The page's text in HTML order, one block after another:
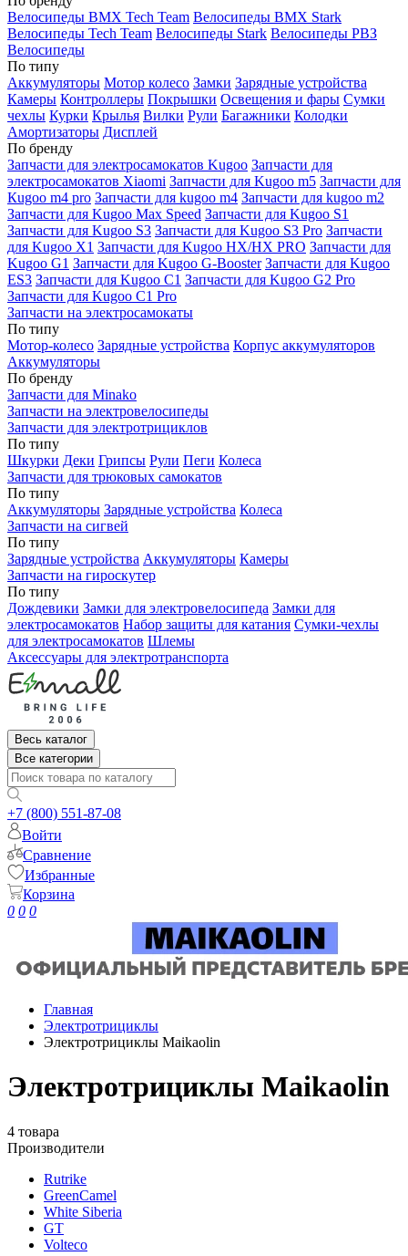
Велосипеды BMX Tech Team Велосипеды BMX Stark
Велосипеды Tech Team Велосипеды Stark Велосипеды РВЗ
Велосипеды
По типу
Аккумуляторы Мотор колесо Замки Зарядные устройства
Камеры Контроллеры Покрышки Освещения и фары Сумки
чехлы Курки Крылья Вилки Рули Багажники Колодки
Амортизаторы Дисплей
По бренду
Запчасти для электросамокатов Kugoo Запчасти для
электросамокатов Xiaomi Запчасти для Kugoo m5 Запчасти для
Кugoo m4 pro Запчасти для kugoo m4 Запчасти для kugoo m2
Запчасти для Kugoo Max Speed Запчасти для Kugoo S1
Запчасти для Kugoo S3 Запчасти для Kugoo S3 Pro Запчасти
для Kugoo X1 Запчасти для Kugoo HX/HX PRO Запчасти для
Kugoo G1 Запчасти для Kugoo G-Booster Запчасти для Kugoo
ES3 Запчасти для Kugoo C1 Запчасти для Kugoo G2 Pro
Запчасти для Kugoo C1 Pro
Запчасти на электросамокаты
По типу
Мотор-колесо Зарядные устройства Корпус аккумуляторов
Аккумуляторы
По бренду
Запчасти для Minako
Запчасти на электровелосипеды
Запчасти для электротрициклов
По типу
Шкурки Деки Грипсы Рули Пеги Колеса
Запчасти для трюковых самокатов
По типу
Аккумуляторы Зарядные устройства Колеса
Запчасти на сигвей
По типу
Зарядные устройства Аккумуляторы Камеры
Запчасти на гироскутер
По типу
Дождевики Замки для электровелосипеда Замки для
электросамокатов Набор защиты для катания Сумки-чехлы
для электросамокатов Шлемы
Аксессуары для электротранспорта
Весь каталог
Все категории
+7 (800) 551-87-08
Войти
Сравнение
Избранные
Корзина
0 0 0
Главная
Электротрициклы
Электротрициклы Maikaolin
Электротрициклы Maikaolin
4 товара
Производители
Rutrike
GreenCamel
White Siberia
GT
Volteco